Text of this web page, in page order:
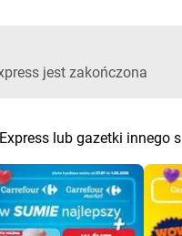
jest zakończona
lub gazetki innego